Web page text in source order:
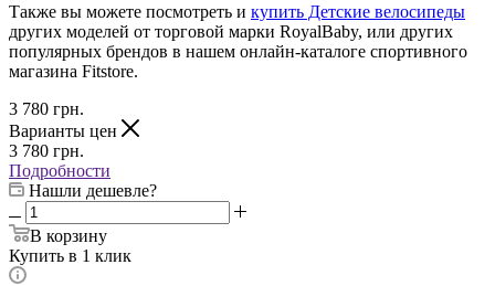
Также вы можете посмотреть и купить Детские велосипеды
других моделей от торговой марки RoyalBaby, или других
популярных брендов в нашем онлайн-каталоге спортивного
магазина Fitstore.
3 780 грн.
Варианты цен
3 780 грн.
Подробности
Нашли дешевле?
В корзину
Купить в 1 клик